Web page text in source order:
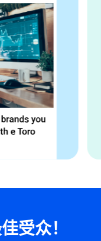
受众！